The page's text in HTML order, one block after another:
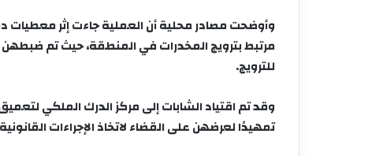
وأوضحت مصادر محلية أن العملية جاءت إثرمعطيات
مرتبط بترويج المخدرات في المنطقة، حيث تم ضبطهن
للترويج.
وقد تم اقتياد الشابات إلىمركز الدرك الملكي
تمهيدًا لعرضهن على القضاء لاتخاذ الإجراءات